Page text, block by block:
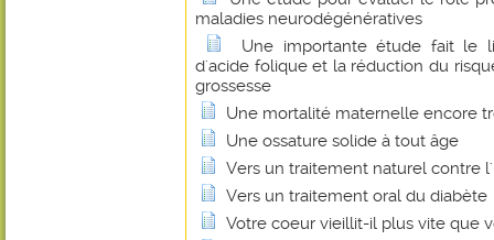
maladies neurodégénératives
Une importante étude fait le
d'acide folique et la réduction du
grossesse
Une mortalité maternelle encore
Une ossature solide à tout âge
Vers un traitement naturel contre
Vers un traitement oral du diabète
Votre coeur vieillit-il plus vite que